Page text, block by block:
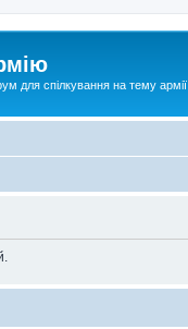
для спілкування на тему армії